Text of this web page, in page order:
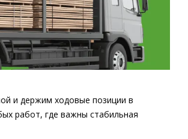
и держим ходовые позиции в
работ, где важны стабильная